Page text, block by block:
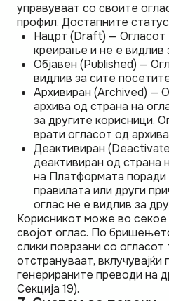
управуваат со своите
профил. Достапните
Нацрт (Draft) — Огласот
креирање и не е видлив
Објавен (Published) —
видлив за сите
Архивиран (Archived) —
архива од страна на
за другите корисници.
врати огласот од
Деактивиран
деактивиран од страна
на Платформата
правилата или други
оглас не е видлив за
Корисникот може во
својот оглас. По
слики поврзани со огласот
отстрануваат, вклучувајќи
генерираните преводи на
Секција 19).